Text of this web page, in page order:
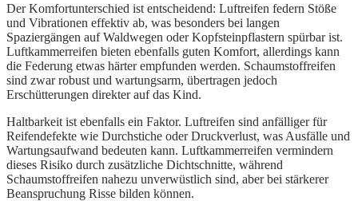
Der Komfortunterschied ist entscheidend: Luftreifen federn Stöße
und Vibrationen effektiv ab, was besonders bei langen
Spaziergängen auf Waldwegen oder Kopfsteinpflastern spürbar ist.
Luftkammerreifen bieten ebenfalls guten Komfort, allerdings kann
die Federung etwas härter empfunden werden. Schaumstoffreifen
sind zwar robust und wartungsarm, übertragen jedoch
Erschütterungen direkter auf das Kind.
Haltbarkeit ist ebenfalls ein Faktor. Luftreifen sind anfälliger für
Reifendefekte wie Durchstiche oder Druckverlust, was Ausfälle und
Wartungsaufwand bedeuten kann. Luftkammerreifen vermindern
dieses Risiko durch zusätzliche Dichtschnitte, während
Schaumstoffreifen nahezu unverwüstlich sind, aber bei stärkerer
Beanspruchung Risse bilden können.